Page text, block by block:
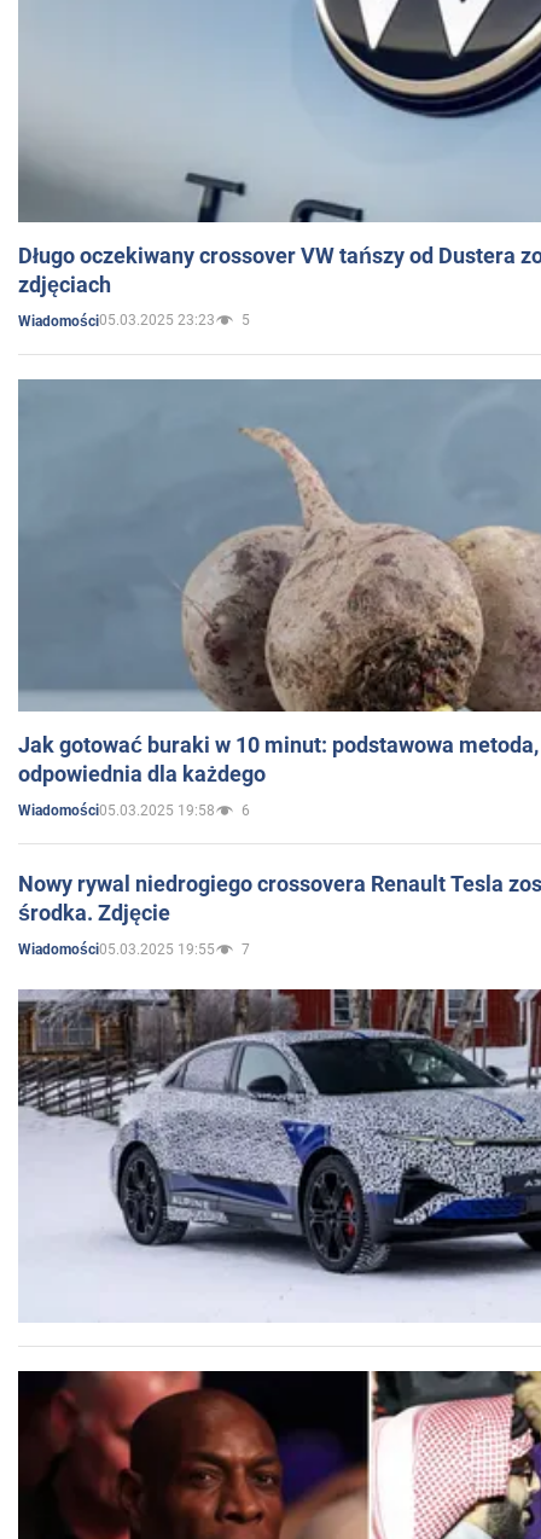
Długo oczekiwany crossover VW tańszy od Dustera
zdjęciach
Wiadomości05.03.2025 23:23 5
Jak gotować buraki w 10 minut: podstawowa
odpowiednia dla każdego
Wiadomości05.03.2025 19:58 6
Nowy rywal niedrogiego crossovera Renault Tesla
środka. Zdjęcie
Wiadomości05.03.2025 19:55 7